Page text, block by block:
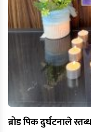
ब्रोड पिक दुर्घटनाले